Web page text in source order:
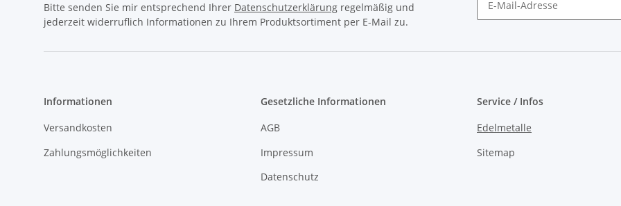
Bitte senden Sie mir entsprechend Ihrer Datenschutzerklärung regelmäßig und
jederzeit widerruflich Informationen zu Ihrem Produktsortiment per E-Mail zu.
Informationen
Versandkosten
Zahlungsmöglichkeiten
Gesetzliche Informationen
AGB
Impressum
Datenschutz
Service / Infos
Edelmetalle
Sitemap